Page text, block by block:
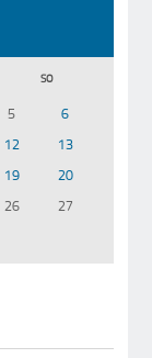
SO
5
6
12
13
19
20
26
27